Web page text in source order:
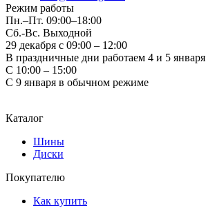
Режим работы
Пн.–Пт. 09:00–18:00
Сб.-Вс. Выходной
29 декабря с 09:00 – 12:00
В праздничные дни работаем 4 и 5 января
С 10:00 – 15:00
С 9 января в обычном режиме
Каталог
Шины
Диски
Покупателю
Как купить